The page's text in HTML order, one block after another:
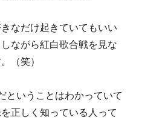
なだけ起きていてもいい
ながら紅白歌合戦を見な
（笑）
ということはわかっていて
正しく知っている人って